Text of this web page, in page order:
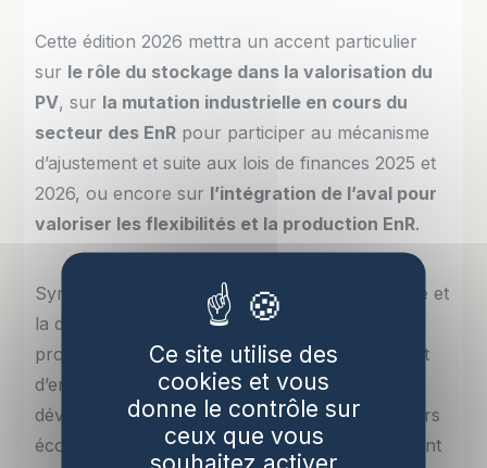
Cette édition 2026 mettra un accent particulier
sur le rôle du stockage dans la valorisation du
PV, sur la mutation industrielle en cours du
secteur des EnR pour participer au mécanisme
d’ajustement et suite aux lois de finances 2025 et
2026, ou encore sur l’intégration de l’aval pour
valoriser les flexibilités et la production EnR.
Symbiose entre l’offre d’électricité renouvelable et
la demande, le stockage, la flexibilité des
producteurs et des consommateurs sont autant
d’enjeux majeurs, d’opportunités de
développement et de croissance dont les acteurs
économiques, industriels et institutionnels doivent
Ce site utilise des
cookies et vous
donne le contrôle sur
ceux que vous
souhaitez activer